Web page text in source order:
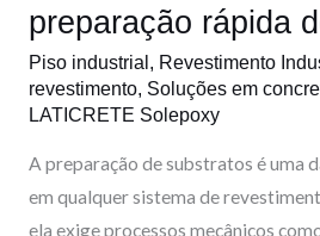
preparação rápida
Piso industrial , Revestimento
revestimento, Soluções em
LATICRETE Solepoxy
A preparação de substratos é uma
em qualquer sistema de
ela exige processos mecânicos
para
a
preparação
de
substratos